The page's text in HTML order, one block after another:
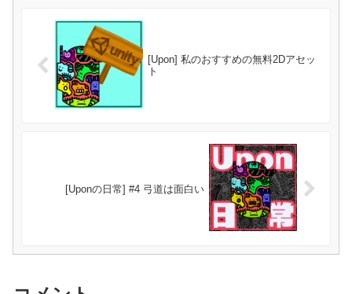
[Upon] 私のおすすめの無料2Dアセッ
ト
[Uponの日常] #4 弓道は面白い